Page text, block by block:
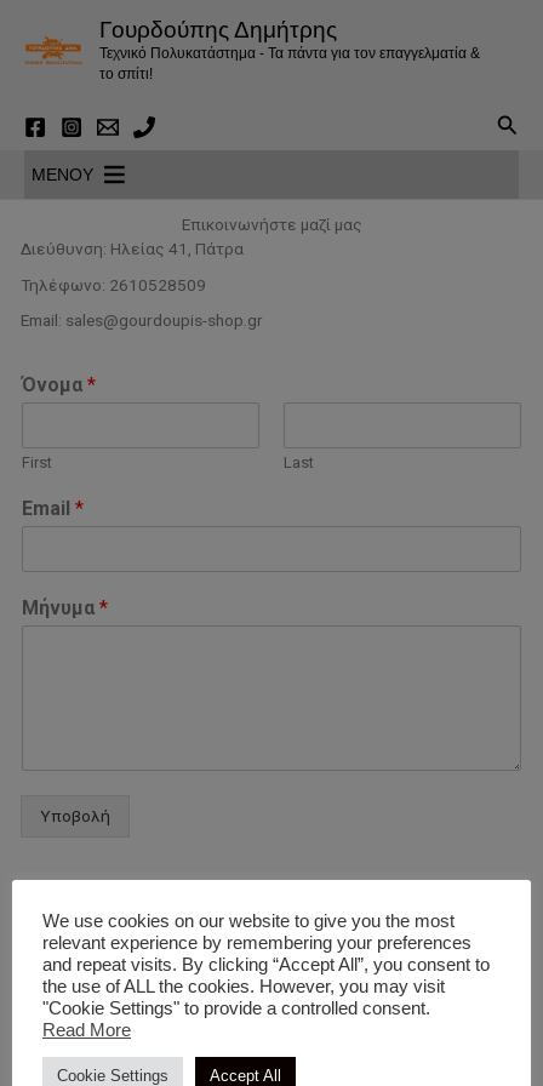
περιεχόμενο
Γουρδούπης Δημήτρης
Τεχνικό Πολυκατάστημα - Τα πάντα για τον επαγγελματία &
το σπίτι!
MENOY
Επικοινωνήστε μαζί μας
Διεύθυνση: Ηλείας 41, Πάτρα
Τηλέφωνο: 2610528509
Email: sales@gourdoupis-shop.gr
Όνομα*
First Last
Email*
Μήνυμα*
Υποβολή
F
a
c
e
o
I
n
s
t
We use cookies on our website to give you the most
relevant experience by remembering your preferences
and repeat visits. By clicking “Accept All”, you consent to
the use of ALL the cookies. However, you may visit
"Cookie Settings" to provide a controlled consent.
Read More
Cookie Settings Accept All